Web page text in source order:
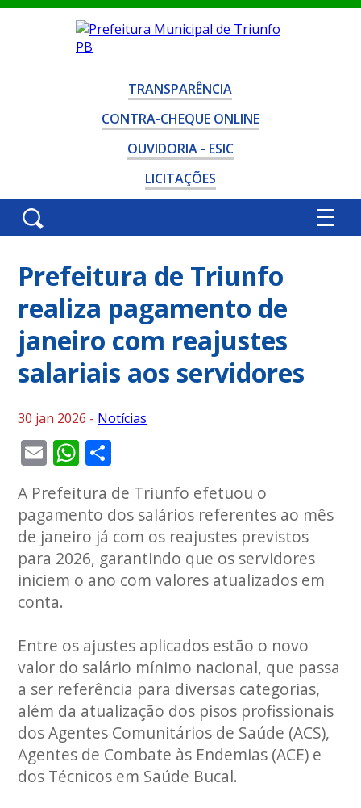
TRANSPARÊNCIA
CONTRA-CHEQUE ONLINE
OUVIDORIA - ESIC
LICITAÇÕES
Prefeitura de Triunfo
realiza pagamento de
janeiro com reajustes
salariais aos servidores
30 jan 2026 - Notícias
EmailWhatsApp
A Prefeitura de Triunfo efetuou o
pagamento dos salários referentes ao mês
de janeiro já com os reajustes previstos
para 2026, garantindo que os servidores
iniciem o ano com valores atualizados em
conta.
Entre os ajustes aplicados estão o novo
valor do salário mínimo nacional, que passa
a ser referência para diversas categorias,
além da atualização dos pisos profissionais
dos Agentes Comunitários de Saúde (ACS),
Agentes de Combate às Endemias (ACE) e
dos Técnicos em Saúde Bucal.